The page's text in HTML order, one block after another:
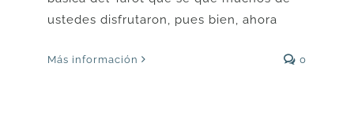
ustedes disfrutaron, pues bien, ahora
Más información 0